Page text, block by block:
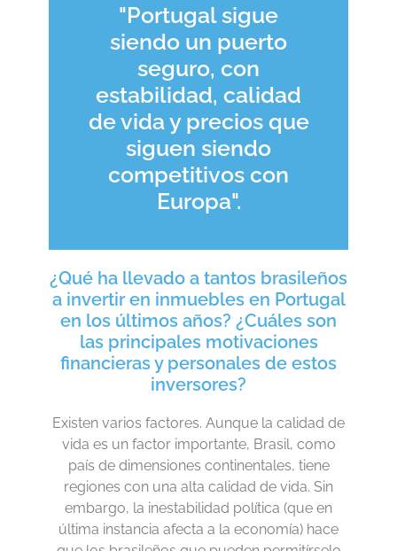
"Portugal sigue
siendo un puerto
seguro, con
estabilidad, calidad
de vida y precios que
siguen siendo
competitivos con
Europa".
¿Qué ha llevado a tantos brasileños
a invertir en inmuebles en Portugal
en los últimos años? ¿Cuáles son
las principales motivaciones
financieras y personales de estos
inversores?
Existen varios factores. Aunque la calidad de
vida es un factor importante, Brasil, como
país de dimensiones continentales, tiene
regiones con una alta calidad de vida. Sin
embargo, la inestabilidad política (que en
última instancia afecta a la economía) hace